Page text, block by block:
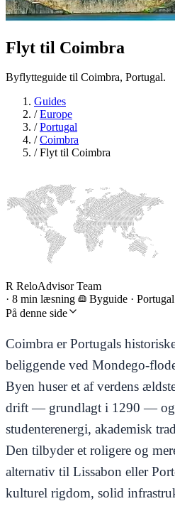
Flyt til Coimbra
Byflytteguide til Coimbra, Portugal.
Guides
/Europe
/Portugal
/Coimbra
/Flyt til Coimbra
R ReloAdvisor Team
· 8 min læsning Byguide ·
På denne side
Coimbra er Portugals
beliggende ved Mondego-
Byen huser et af verdens
drift — grundlagt i 1290 — og
studenterenergi, akademisk
Den tilbyder et roligere og
alternativ til Lissabon eller
kulturel rigdom, solid